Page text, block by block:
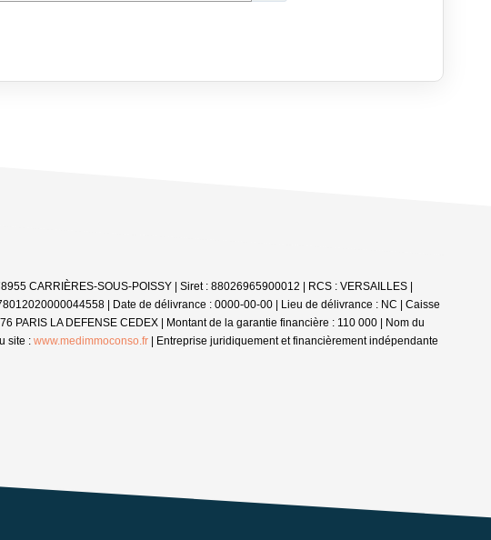
CARRIÈRES-SOUS-POISSY | Siret : 88026965900012 | RCS : VERSAILLES |
| Date de délivrance : 0000-00-00 | Lieu de délivrance : NC | Caisse
PARIS LA DEFENSE CEDEX | Montant de la garantie financière : 110 000 | Nom du
site : www.medimmoconso.fr Entreprise juridiquement et financièrement indépendante